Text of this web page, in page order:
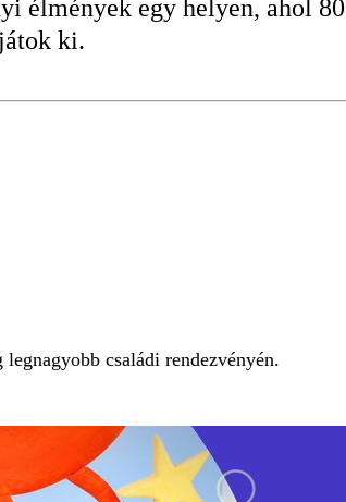
élmények egy helyen, ahol
ki.
családi rendezvényén.